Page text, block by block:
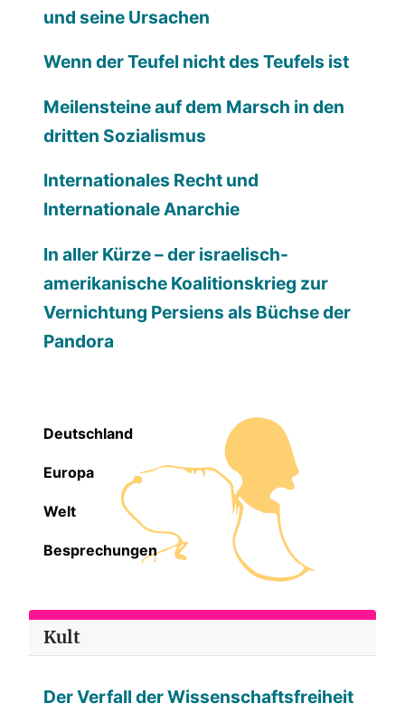
und seine Ursachen
Wenn der Teufel nicht des Teufels ist
Meilensteine auf dem Marsch in den
dritten Sozialismus
Internationales Recht und
Internationale Anarchie
In aller Kürze – der israelisch-
amerikanische Koalitionskrieg zur
Vernichtung Persiens als Büchse der
Pandora
Deutschland
Europa
Welt
Besprechungen
Kult
Der Verfall der Wissenschaftsfreiheit